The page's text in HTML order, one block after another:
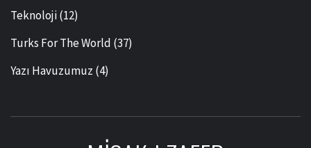
Teknoloji(12)
Turks For The World (37)
Yazı Havuzumuz (4)